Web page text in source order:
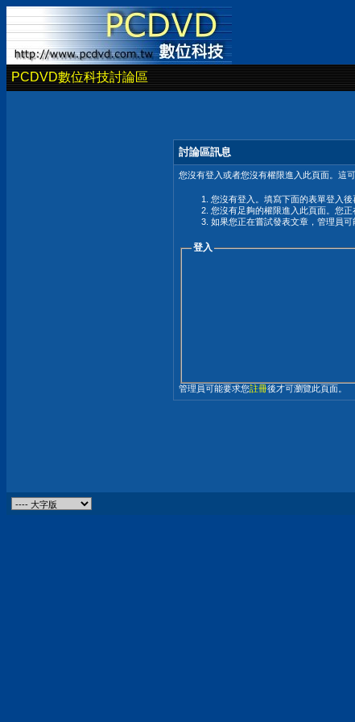
PCDVD數位科技討論區
討論區訊息
您沒有登入或者您沒有權限進入此頁面。這
您沒有登入。填寫下面的表單登入後
您沒有足夠的權限進入此頁面。您
如果您正在嘗試發表文章，管理員
登入
管理員可能要求您註冊後才可瀏覽此頁面。